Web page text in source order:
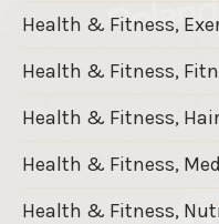
Health & Fitness,
Health & Fitness,
Health & Fitness,
Health & Fitness,
Health & Fitness,